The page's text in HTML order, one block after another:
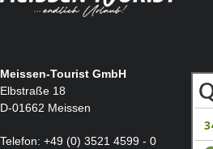
Meissen-Tourist GmbH
Elbstraße 18
D-01662 Meissen
Telefon: +49 (0) 3521 4599 - 0